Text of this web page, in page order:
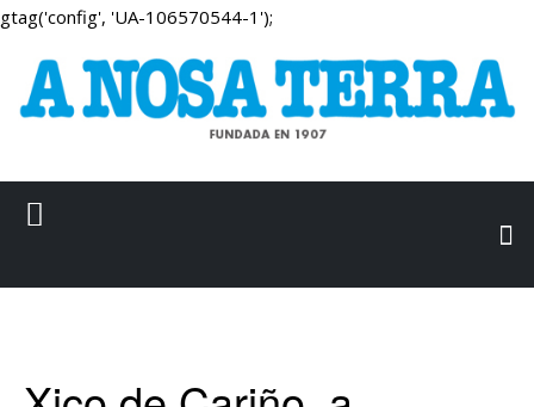
gtag('config', 'UA-106570544-1');